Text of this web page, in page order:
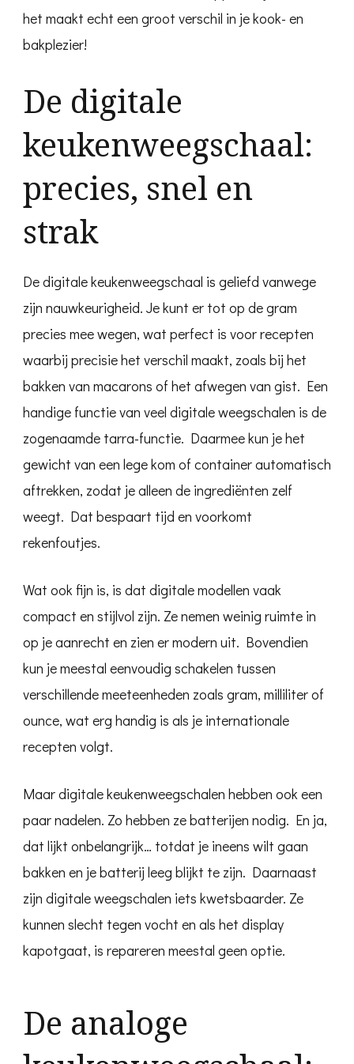
het maakt echt een groot verschil in je kook- en
bakplezier!
De digitale
keukenweegschaal:
precies, snel en
strak
De digitale keukenweegschaal is geliefd vanwege
zijn nauwkeurigheid. Je kunt er tot op de gram
precies mee wegen, wat perfect is voor recepten
waarbij precisie het verschil maakt, zoals bij het
bakken van macarons of het afwegen van gist. Een
handige functie van veel digitale weegschalen is de
zogenaamde tarra-functie. Daarmee kun je het
gewicht van een lege kom of container automatisch
aftrekken, zodat je alleen de ingrediënten zelf
weegt. Dat bespaart tijd en voorkomt
rekenfoutjes.
Wat ook fijn is, is dat digitale modellen vaak
compact en stijlvol zijn. Ze nemen weinig ruimte in
op je aanrecht en zien er modern uit. Bovendien
kun je meestal eenvoudig schakelen tussen
verschillende meeteenheden zoals gram, milliliter of
ounce, wat erg handig is als je internationale
recepten volgt.
Maar digitale keukenweegschalen hebben ook een
paar nadelen. Zo hebben ze batterijen nodig. En ja,
dat lijkt onbelangrijk… totdat je ineens wilt gaan
bakken en je batterij leeg blijkt te zijn. Daarnaast
zijn digitale weegschalen iets kwetsbaarder. Ze
kunnen slecht tegen vocht en als het display
kapotgaat, is repareren meestal geen optie.
De analoge